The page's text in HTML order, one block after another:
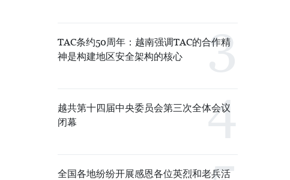
TAC条约50周年：越南强调TAC的合作精
神是构建地区安全架构的核心
越共第十四届中央委员会第三次全体会议
闭幕
全国各地纷纷开展感恩各位英烈和老兵活